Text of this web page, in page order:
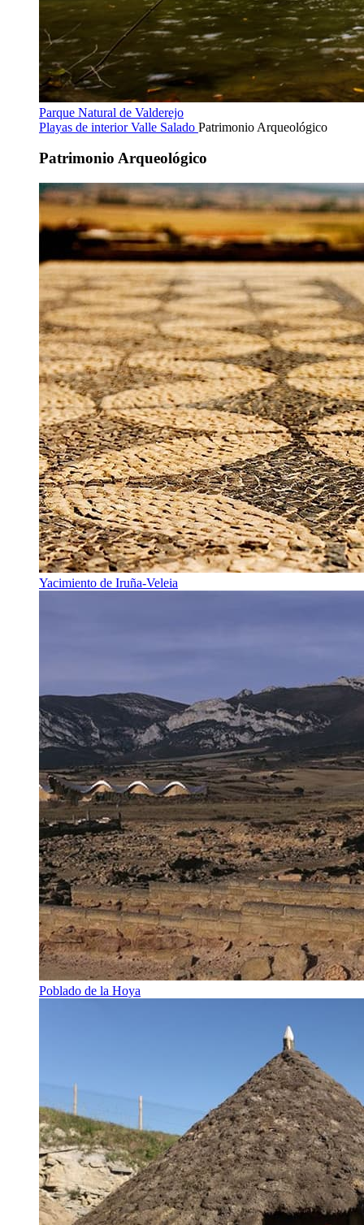
Parque Natural de Valderejo
Playas de interiorValle Salado Patrimonio Arqueológico
Patrimonio Arqueológico
Yacimiento de Iruña-Veleia
Poblado de la Hoya